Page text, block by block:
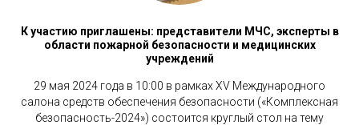
К участию приглашены: представители МЧС, эксперты в
области пожарной безопасности и медицинских
учреждений
29 мая 2024 года в 10:00 в рамках XV Международного
салона средств обеспечения безопасности («Комплексная
безопасность-2024») состоится круглый стол на тему